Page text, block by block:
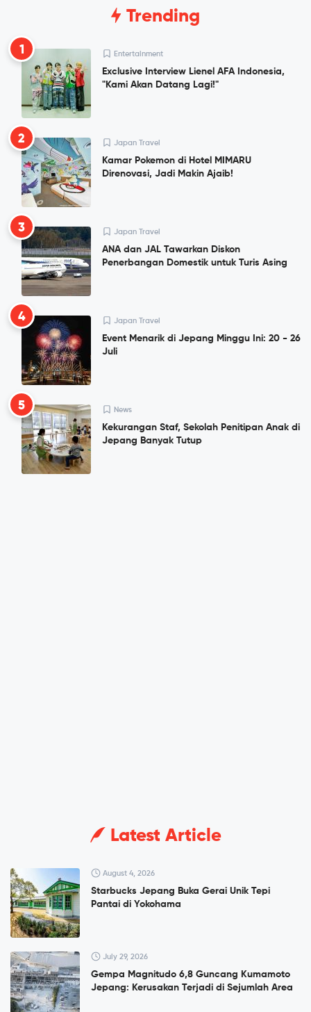
Trending
1 Entertainment
Exclusive Interview Lienel AFA Indonesia,
"Kami Akan Datang Lagi!"
2 Japan Travel
Kamar Pokemon di Hotel MIMARU
Direnovasi, Jadi Makin Ajaib!
3 Japan Travel
ANA dan JAL Tawarkan Diskon
Penerbangan Domestik untuk Turis Asing
4 Japan Travel
Event Menarik di Jepang Minggu Ini: 20 - 26
Juli
5 News
Kekurangan Staf, Sekolah Penitipan Anak di
Jepang Banyak Tutup
Latest Article
August 4, 2026
Starbucks Jepang Buka Gerai Unik Tepi
Pantai di Yokohama
July 29, 2026
Gempa Magnitudo 6,8 Guncang Kumamoto
Jepang: Kerusakan Terjadi di Sejumlah Area